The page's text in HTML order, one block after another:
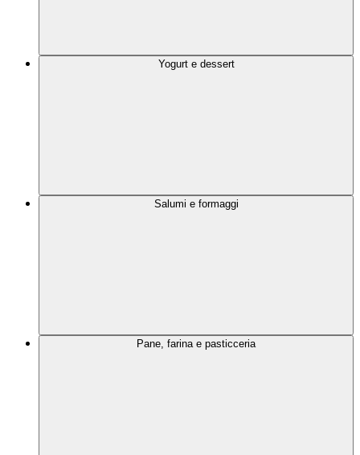
Yogurt e dessert
Salumi e formaggi
Pane, farina e pasticceria